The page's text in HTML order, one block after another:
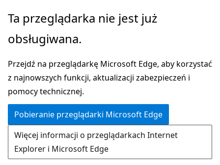
Przejdź
głównej
Ta przeglądarka nie jest już
obsługiwana.
Przejdź na przeglądarkę Microsoft Edge, aby korzystać
z najnowszych funkcji, aktualizacji zabezpieczeń i
pomocy technicznej.
Pobieranie przeglądarki Microsoft Edge
Więcej informacji o przeglądarkach Internet
Explorer i Microsoft Edge